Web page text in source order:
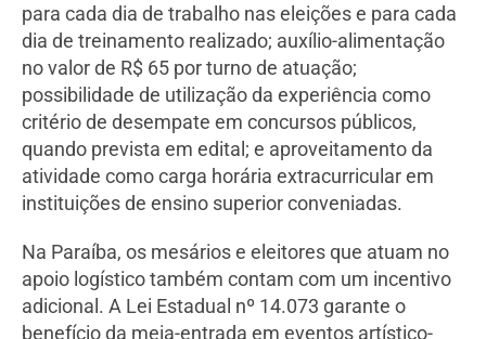
para cada dia de trabalho nas eleições e para cada
dia de treinamento realizado; auxílio-alimentação
no valor de R$ 65 por turno de atuação;
possibilidade de utilização da experiência como
critério de desempate em concursos públicos,
quando prevista em edital; e aproveitamento da
atividade como carga horária extracurricular em
instituições de ensino superior conveniadas.
Na Paraíba, os mesários e eleitores que atuam no
apoio logístico também contam com um incentivo
adicional. A Lei Estadual nº 14.073 garante o
benefício da meia-entrada em eventos artístico-